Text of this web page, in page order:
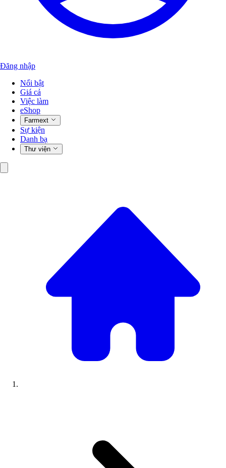
Đăng nhập
Nổi bật
Giá cả
Việc làm
eShop
Farmext
Sự kiện
Danh bạ
Thư viện